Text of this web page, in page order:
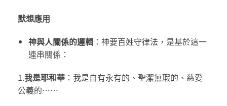
默想應用
神與人關係的邏輯：神要百姓守律法，是基於這一
連串關係：
1.我是耶和華 ：我是自有永有的、聖潔無瑕的、慈愛
公義的……